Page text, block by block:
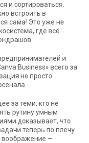
и сортироваться.
встроить в
сама! Это уже не
где всё
и
Business» всего за
не просто
за теми, кто не
рутину умным
доказывает, что
теперь по плечу
воображение —